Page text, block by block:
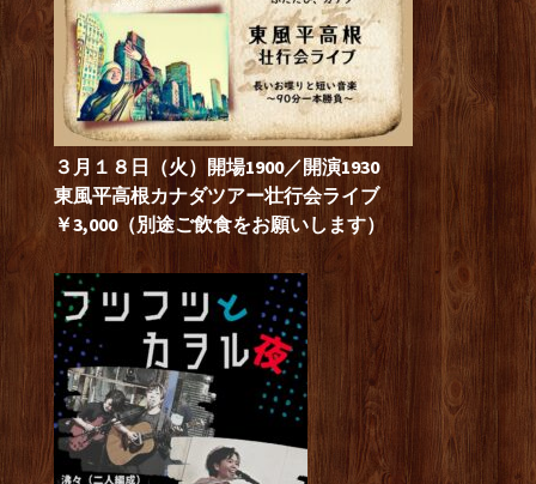
３月１８日（火）開場1900／開演1930
東風平高根カナダツアー壮行会ライブ
￥3,000（別途ご飲食をお願いします）